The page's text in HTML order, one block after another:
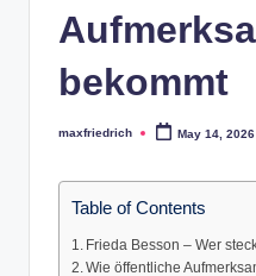
bekommt
Posted
maxfriedrich May 14, 2026
Table of Contents
Frieda Besson – Wer
Wie öffentliche